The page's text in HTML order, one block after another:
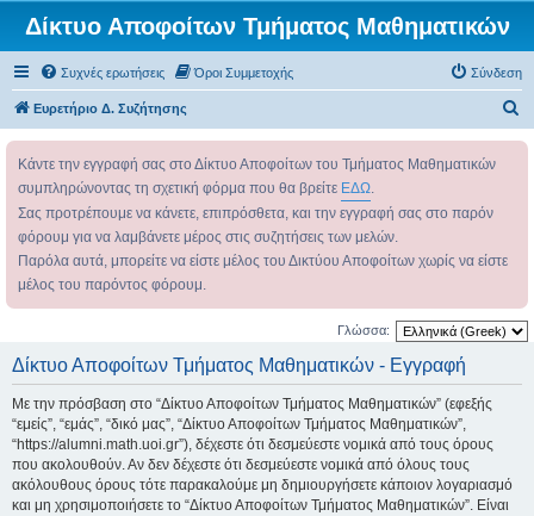
Δίκτυο Αποφοίτων Τμήματος Μαθηματικών
Συχνές ερωτήσεις Όροι Συμμετοχής Σύνδεση
Ευρετήριο Δ. Συζήτησης
σ
η
Κάντε την εγγραφή σας στο Δίκτυο Αποφοίτων του Τμήματος Μαθηματικών
συμπληρώνοντας τη σχετική φόρμα που θα βρείτε ΕΔΩ.
Σας προτρέπουμε να κάνετε, επιπρόσθετα, και την εγγραφή σας στο παρόν
φόρουμ για να λαμβάνετε μέρος στις συζητήσεις των μελών.
Παρόλα αυτά, μπορείτε να είστε μέλος του Δικτύου Αποφοίτων χωρίς να είστε
μέλος του παρόντος φόρουμ.
Γλώσσα:
Δίκτυο Αποφοίτων Τμήματος Μαθηματικών - Εγγραφή
Με την πρόσβαση στο “Δίκτυο Αποφοίτων Τμήματος Μαθηματικών” (εφεξής
“εμείς”, “εμάς”, “δικό μας”, “Δίκτυο Αποφοίτων Τμήματος Μαθηματικών”,
“https://alumni.math.uoi.gr”), δέχεστε ότι δεσμεύεστε νομικά από τους όρους
που ακολουθούν. Αν δεν δέχεστε ότι δεσμεύεστε νομικά από όλους τους
ακόλουθους όρους τότε παρακαλούμε μη δημιουργήσετε κάποιον λογαριασμό
και μη χρησιμοποιήσετε το “Δίκτυο Αποφοίτων Τμήματος Μαθηματικών”. Είναι